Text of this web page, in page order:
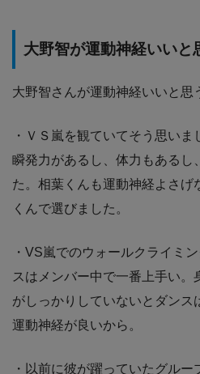
大野智が運動神経いいと
大野智さんが運動神経いいと思
・ＶＳ嵐を観ていてそう思い
瞬発力があるし、体力もあるし
た。相葉くんも運動神経よさげ
くんで選びました。
・VS嵐でのウォールクライミ
スはメンバー中で一番上手い。
がしっかりしていないとダンス
運動神経が良いから。
・以前に彼が躍っていたグル